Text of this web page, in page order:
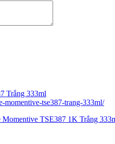
Trắng 333ml
momentive-tse387-trang-333ml/
TSE387 1K Trắng